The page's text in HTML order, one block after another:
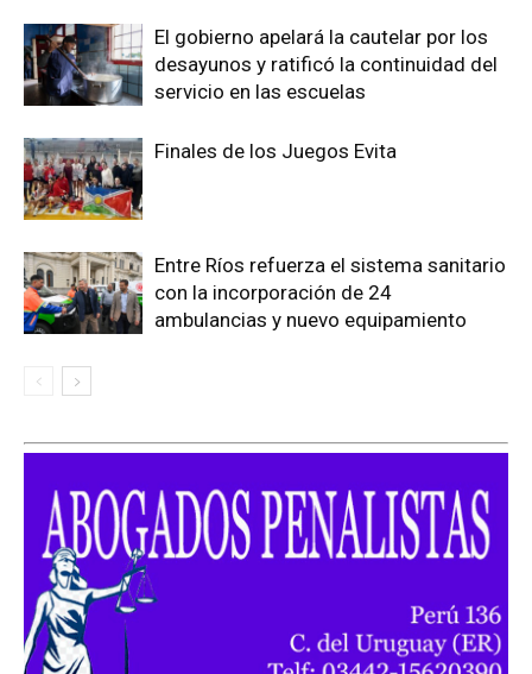
El gobierno apelará la cautelar por los
desayunos y ratificó la continuidad del
servicio en las escuelas
Finales de los Juegos Evita
Entre Ríos refuerza el sistema sanitario
con la incorporación de 24
ambulancias y nuevo equipamiento